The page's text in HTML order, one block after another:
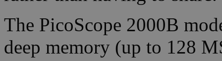
The PicoScope 2000B
deep memory (up to 128